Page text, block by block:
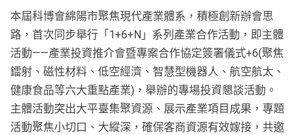
本屆科博會綿陽市聚焦現代產業體系，積極創新辦會思
路，首次同步舉行「1+6+N」系列產業合作活動，即主體
活動——產業投資推介會暨專案合作協定簽署儀式+6(聚焦
鐳射、磁性材料、低空經濟、智慧型機器人、航空航太、
健康食品等六大重點產業)，舉辦的專場投資懇談活動。
主體活動突出大平臺集聚資源、展示產業項目成果，專題
活動聚焦小切口、大縱深，確保客商資源有效嫁接，共邀